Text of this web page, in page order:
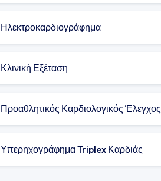
Ηλεκτροκαρδιογράφημα
Κλινική Εξέταση
Προαθλητικός Καρδιολογικός Έλεγχος
Υπερηχογράφημα Triplex Καρδιάς